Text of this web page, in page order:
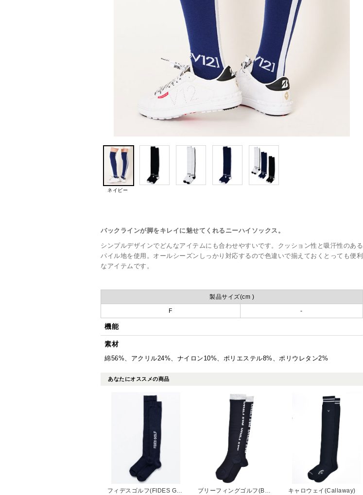
ネイビー
バックラインが脚をキレイに魅せてくれるニーハイソックス。
シンプルデザインでどんなアイテムにも合わせやすいです。クッション性と吸汗性のある
パイル地を使用。オールシーズンしっかり対応するので色違いで揃えておくとっても便利
なアイテムです。
製品サイズ(cm )
F -
機能
素材
綿56%、アクリル24%、ナイロン10%、ポリエステル8%、ポリウレタン2%
あなたにオススメの商品
キャロウェイ(Callaway)